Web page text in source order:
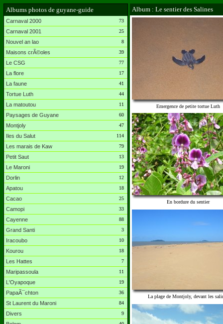
Albums photos de guyane-guide
Carnaval 2000 73
Carnaval 2001 25
Nouvel an lao 8
Maisons crÃ©oles 39
Le CSG 77
La flore 17
La faune 41
Tortue Luth 44
La matoutou 11
Paysages de Guyane 60
Montjoly 47
Iles du Salut 114
Les marais de Kaw 79
Petit Saut 13
Le Maroni 19
Dorlin 12
Apatou 18
Cacao 25
Camopi 33
Cayenne 88
Grand Santi 3
Iracoubo 10
Kourou 18
Les Hattes 7
Maripassoula 11
L'Oyapoque 19
PapaÃ¯chton 36
St Laurent du Maroni 84
Divers 9
Album : Le sentier des Salines
Emergence de petite tortue Luth
En bordure du sentier
La plage de Montjoly, devant les